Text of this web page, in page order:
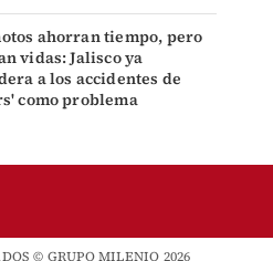
ahorran tiempo, pero
vidas: Jalisco ya
a los accidentes de
como problema
© GRUPO MILENIO 2026